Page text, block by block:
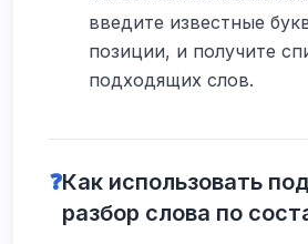
введите известные
позиции, и получите
подходящих слов.
❓Как использовать
разбор слова по